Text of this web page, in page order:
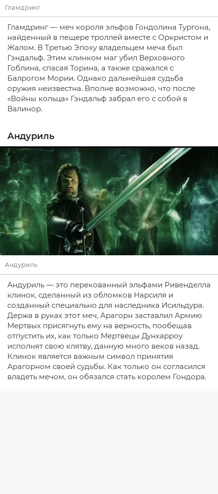
Гламдринг
Гламдринг — меч короля эльфов Гондолина Тургона,
найденный в пещере троллей вместе с Оркристом и
Жалом. В Третью Эпоху владельцем меча был
Гэндальф. Этим клинком маг убил Верховного
Гоблина, спасая Торина, а также сражался с
Балрогом Мории. Однако дальнейшая судьба
оружия неизвестна. Вполне возможно, что после
«Войны кольца» Гэндальф забрал его с собой в
Валинор.
Андуриль
Андуриль
Андуриль — это перекованный эльфами Ривенделла
клинок, сделанный из обломков Нарсиля и
созданный специально для наследника Исильдура.
Держа в руках этот меч, Арагорн заставлил Армию
Мертвых присягнуть ему на верность, пообещав
отпустить их, как только Мертвецы Дунхарроу
исполнят свою клятву, данную много веков назад.
Клинок является важным символ принятия
Арагорном своей судьбы. Как только он согласился
владеть мечом, он обязался стать королем Гондора.